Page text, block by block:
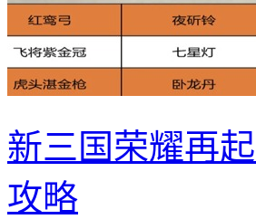
新三国荣耀再
攻略